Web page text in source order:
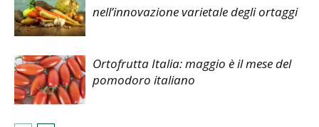
nell’innovazione varietale degli ortaggi
Ortofrutta Italia: maggio è il mese del
pomodoro italiano